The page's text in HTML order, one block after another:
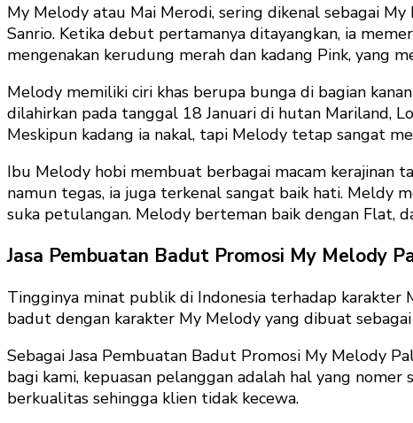
My Melody atau Mai Merodi, sering dikenal sebagai
Sanrio. Ketika debut pertamanya ditayangkan, ia
mengenakan kerudung merah dan kadang Pink, yang
Melody memiliki ciri khas berupa bunga di bagian
dilahirkan pada tanggal 18 Januari di hutan Mariland,
Meskipun kadang ia nakal, tapi Melody tetap sangat
Ibu Melody hobi membuat berbagai macam kerajinan
namun tegas, ia juga terkenal sangat baik hati. Meldy
suka petulangan. Melody berteman baik dengan Flat,
Jasa Pembuatan Badut Promosi My Melody
Tingginya minat publik di Indonesia terhadap
badut dengan karakter My Melody yang dibuat
Sebagai Jasa Pembuatan Badut Promosi My Melody
bagi kami, kepuasan pelanggan adalah hal yang
berkualitas sehingga klien tidak kecewa.